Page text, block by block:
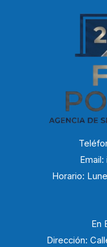
Horario:
En
Dirección: